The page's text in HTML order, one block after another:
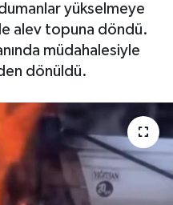
yükselmeye
alev topuna döndü.
müdahalesiyle
dönüldü.